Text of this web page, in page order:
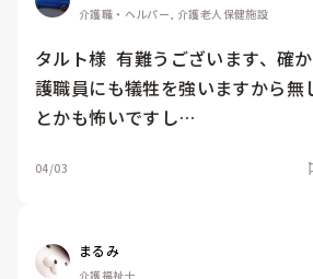
介護職・ヘルパー, 介護老人保健施設
タルト様  有難うございます、確
護職員にも犠牲を強いますから無
とかも怖いですし…
04/03
まるみ
介護福祉士